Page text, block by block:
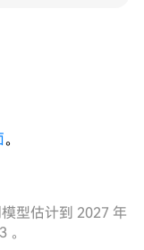
看，过去一周
走势，周内出
漏单，而动态网
格回落至低位时
达成合作的
背书，市场情绪
。
型估计到 2027 年
。